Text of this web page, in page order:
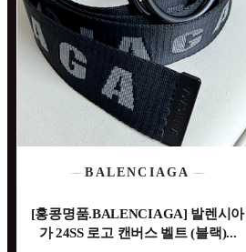
BALENCIAGA
[홍콩명품.BALENCIAGA] 발렌시아
가 24SS 로고 캔버스 벨트 (블랙)...